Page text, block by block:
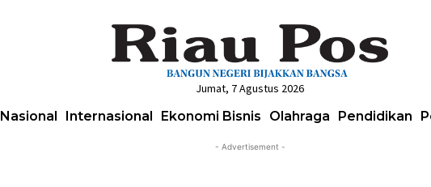
Jumat, 7 Agustus 2026
Nasional Internasional Ekonomi Bisnis Olahraga Pendidikan
- Advertisement -